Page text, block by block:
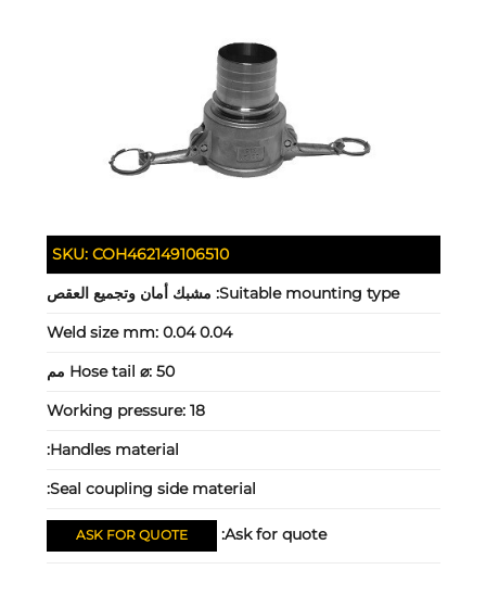
SKU: COH462149106510
Suitable mounting type: مشبك أمان وتجميع العقص
Weld size mm: 0.04 0.04
Hose tail ⌀: 50 مم
Working pressure: 18
Handles material:
Seal coupling side material:
Ask for quote:
ASK FOR QUOTE